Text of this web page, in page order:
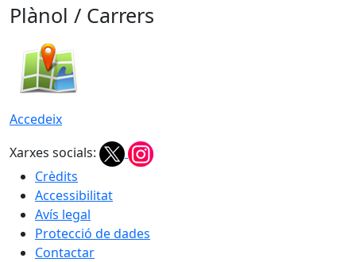
Plànol / Carrers
Accedeix
Xarxes socials:
Crèdits
Accessibilitat
Avís legal
Protecció de dades
Contactar